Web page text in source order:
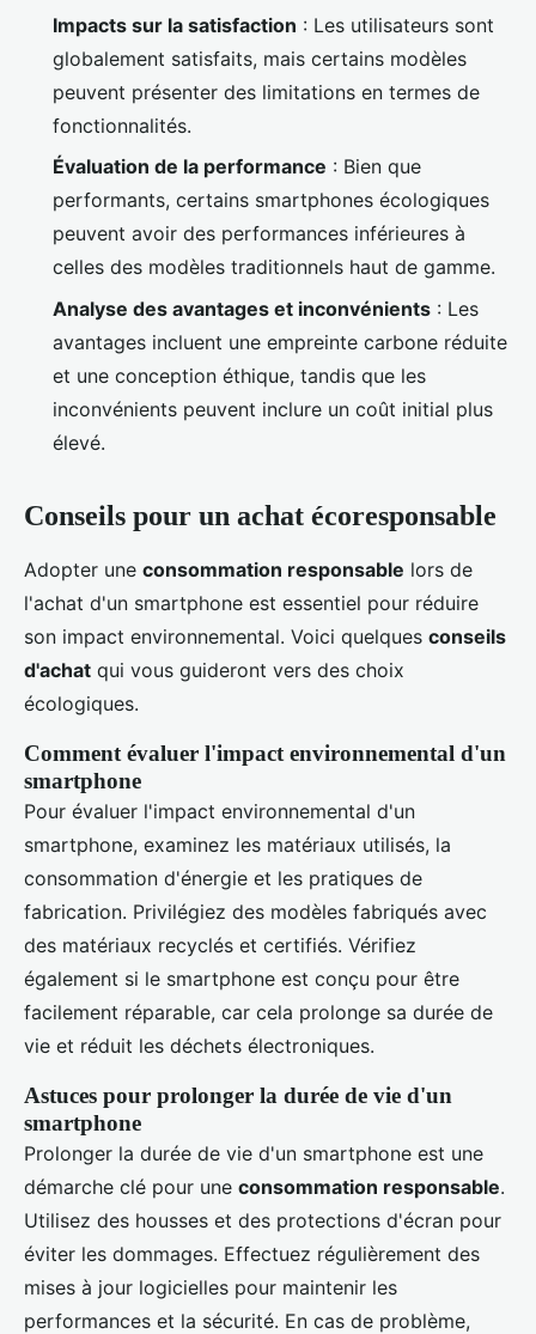
Impacts sur la satisfaction : Les utilisateurs sont
globalement satisfaits, mais certains modèles
peuvent présenter des limitations en termes de
fonctionnalités.
Évaluation de la performance : Bien que
performants, certains smartphones écologiques
peuvent avoir des performances inférieures à
celles des modèles traditionnels haut de gamme.
Analyse des avantages et inconvénients : Les
avantages incluent une empreinte carbone réduite
et une conception éthique, tandis que les
inconvénients peuvent inclure un coût initial plus
élevé.
Conseils pour un achat écoresponsable
Adopter une consommation responsable lors de
l'achat d'un smartphone est essentiel pour réduire
son impact environnemental. Voici quelques conseils
d'achat qui vous guideront vers des choix
écologiques.
Comment évaluer l'impact environnemental d'un
smartphone
Pour évaluer l'impact environnemental d'un
smartphone, examinez les matériaux utilisés, la
consommation d'énergie et les pratiques de
fabrication. Privilégiez des modèles fabriqués avec
des matériaux recyclés et certifiés. Vérifiez
également si le smartphone est conçu pour être
facilement réparable, car cela prolonge sa durée de
vie et réduit les déchets électroniques.
Astuces pour prolonger la durée de vie d'un
smartphone
Prolonger la durée de vie d'un smartphone est une
démarche clé pour une consommation responsable.
Utilisez des housses et des protections d'écran pour
éviter les dommages. Effectuez régulièrement des
mises à jour logicielles pour maintenir les
performances et la sécurité. En cas de problème,